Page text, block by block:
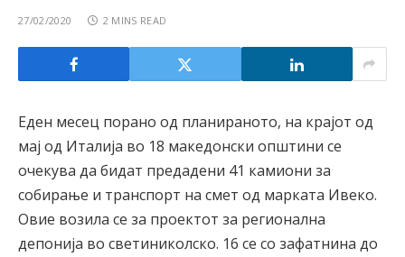
27/02/2020 2 MINS READ
Еден месец порано од планираното, на крајот од
мај од Италија во 18 македонски општини се
очекува да бидат предадени 41 камиони за
собирање и транспорт на смет од марката Ивеко.
Овие возила се за проектот за регионална
депонија во светиниколско. 16 се со зафатнина до